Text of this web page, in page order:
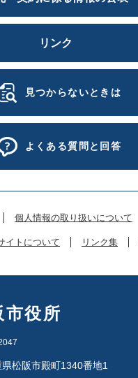
リンク
見つからないときは
よくある質問と回答
個人情報の取り扱いについて
イトについて リンク集
市役所
松阪市殿町1340番地1